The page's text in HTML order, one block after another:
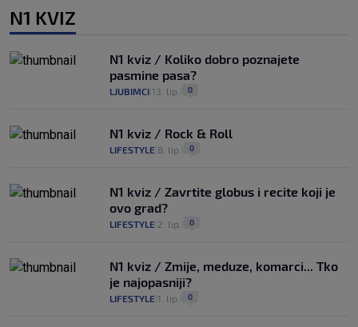
N1 KVIZ
N1 kviz / Koliko dobro poznajete
pasmine pasa?
LJUBIMCI 13. lip. 0
N1 kviz / Rock & Roll
LIFESTYLE 8. lip. 0
N1 kviz / Zavrtite globus i recite koji je
ovo grad?
LIFESTYLE 2. lip. 0
N1 kviz / Zmije, meduze, komarci... Tko
je najopasniji?
LIFESTYLE 1. lip. 0